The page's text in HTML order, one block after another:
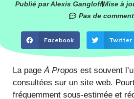
Publié par Alexis GangloffMise à
Pas de
Facebook Twitter
La pageÀ Propos est souvent
consultées sur un site web.
fréquemment sous-estimée et